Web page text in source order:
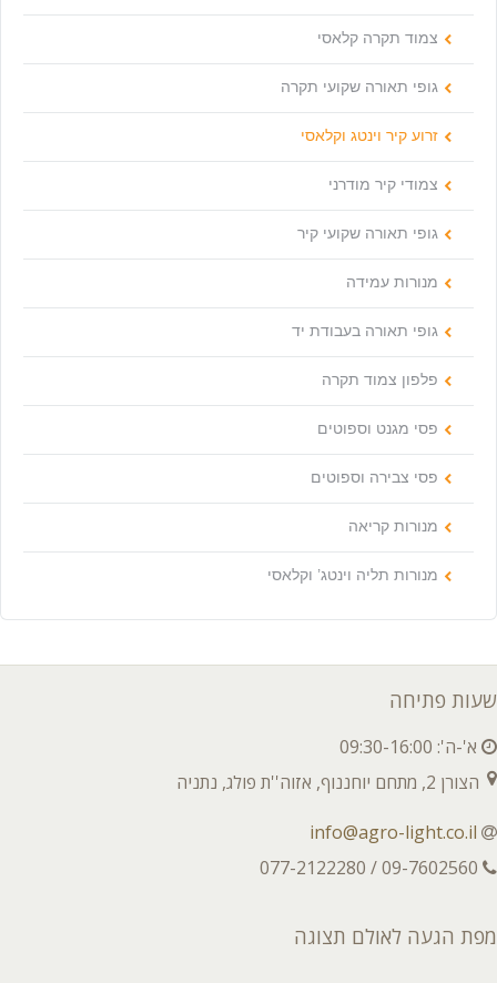
צמוד תקרה קלאסי
גופי תאורה שקועי תקרה
זרוע קיר וינטג וקלאסי
צמודי קיר מודרני
גופי תאורה שקועי קיר
מנורות עמידה
גופי תאורה בעבודת יד
פלפון צמוד תקרה
פסי מגנט וספוטים
פסי צבירה וספוטים
מנורות קריאה
מנורות תליה וינטג’ וקלאסי
שעות פתיחה
א'-ה': 09:30-16:00
הצורן 2, מתחם יוחננוף, אזוה''ת פולג, נתניה
מפת הגעה לאולם תצוגה